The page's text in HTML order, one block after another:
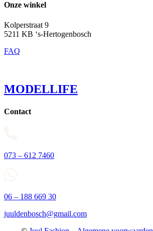
Onze winkel
Kolperstraat 9
5211 KB ‘s-Hertogenbosch
FAQ
MODELLIFE
Contact
073 – 612 7460
06 – 188 669 30
juuldenbosch@gmail.com